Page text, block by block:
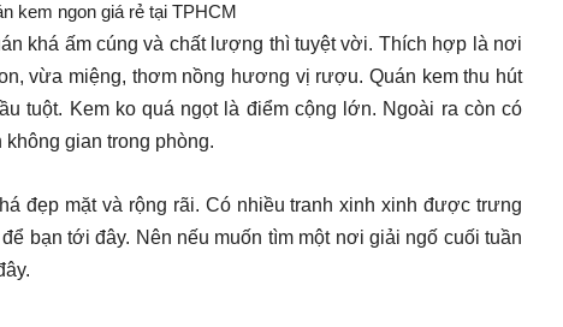
kem ngon giá rẻ tại TPHCM
khá ấm cúng và chất lượng thì tuyệt vời. Thích hợp là nơi
vừa miệng, thơm nồng hương vị rượu. Quán kem thu hút
tuột. Kem ko quá ngọt là điểm cộng lớn. Ngoài ra còn có
gian trong phòng.
đẹp mặt và rộng rãi. Có nhiều tranh xinh xinh được trưng
bạn tới đây. Nên nếu muốn tìm một nơi giải ngố cuối tuần